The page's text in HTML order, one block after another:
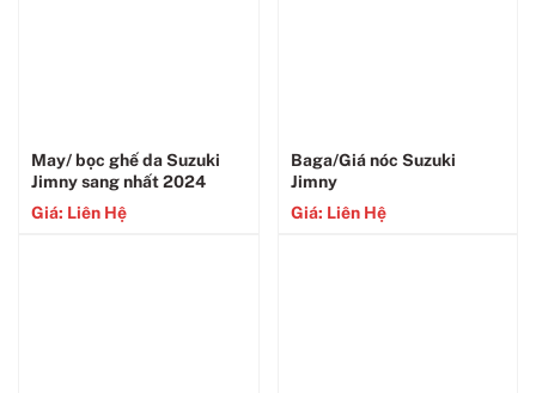
May/ bọc ghế da Suzuki
Jimny sang nhất 2024
Giá: Liên Hệ
Baga/Giá nóc Suzuki
Jimny
Giá: Liên Hệ